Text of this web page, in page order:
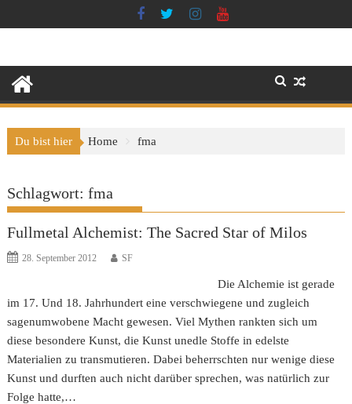
to
Du bist hier Home fma
Schlagwort:fma
Fullmetal Alchemist: The Sacred Star of Milos
28. September 2012 SF
Die Alchemie ist gerade
im 17. Und 18. Jahrhundert eine verschwiegene und zugleich
sagenumwobene Macht gewesen. Viel Mythen rankten sich um
diese besondere Kunst, die Kunst unedle Stoffe in edelste
Materialien zu transmutieren. Dabei beherrschten nur wenige diese
Kunst und durften auch nicht darüber sprechen, was natürlich zur
Folge hatte,…